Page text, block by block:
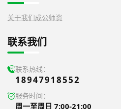
关于我们成公师资
联系我们
联系热线：
18947918552
服务时间：
周一至周日 7:00-21:00